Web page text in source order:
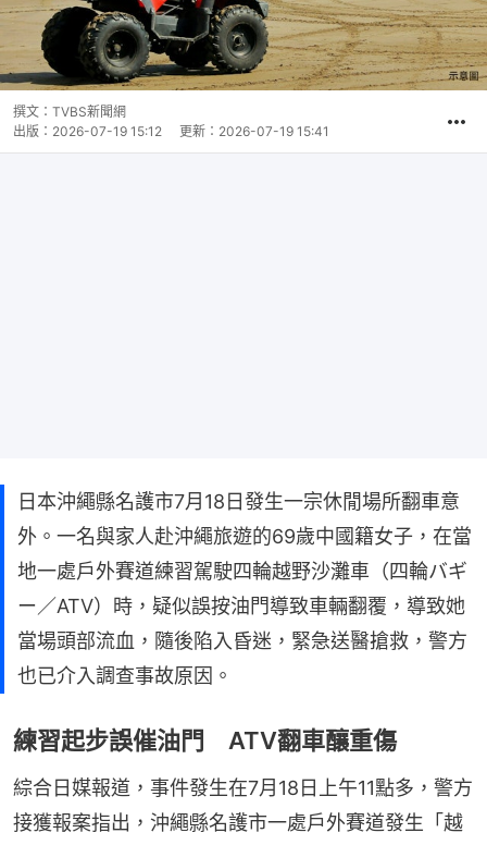
撰文： TVBS新聞網
出版： 2026-07-19 15:12 更新： 2026-07-19 15:41
日本沖繩縣名護市7月18日發生一宗休閒場所翻車意
外。一名與家人赴沖繩旅遊的69歲中國籍女子，在當
地一處戶外賽道練習駕駛四輪越野沙灘車（四輪バギ
ー／ATV）時，疑似誤按油門導致車輛翻覆，導致她
當場頭部流血，隨後陷入昏迷，緊急送醫搶救，警方
也已介入調查事故原因。
練習起步誤催油門 ATV翻車釀重傷
綜合日媒報道，事件發生在7月18日上午11點多，警方
接獲報案指出，沖繩縣名護市一處戶外賽道發生「越